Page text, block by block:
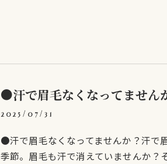
●汗で眉毛なくなってません
2025/07/31
●汗で眉毛なくなってませんか？汗で
季節。眉毛も汗で消えていませんか？